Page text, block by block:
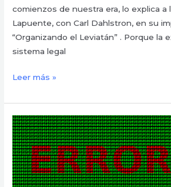
comienzos de nuestra era, lo explica
Lapuente, con Carl Dahlstron, en su
“Organizando el Leviatán” . Porque la
sistema legal
Leer más »
5
errores
(graves)
en
el